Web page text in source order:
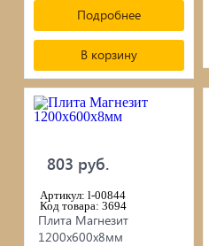
Облицовочная плитка
Мангалы
Септики ТОПАС
Подробнее
В корзину
803 руб.
Артикул: l-00844
Код товара: 3694
Плита Магнезит
1200х600х8мм